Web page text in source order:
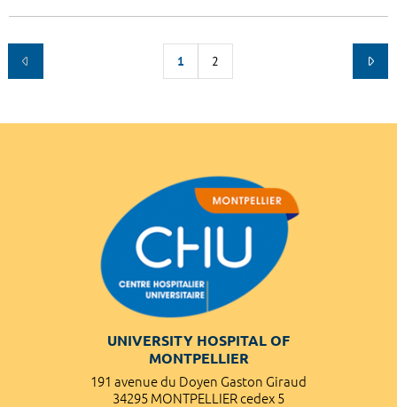
1 2
UNIVERSITY HOSPITAL OF
MONTPELLIER
191 avenue du Doyen Gaston Giraud
34295 MONTPELLIER cedex 5